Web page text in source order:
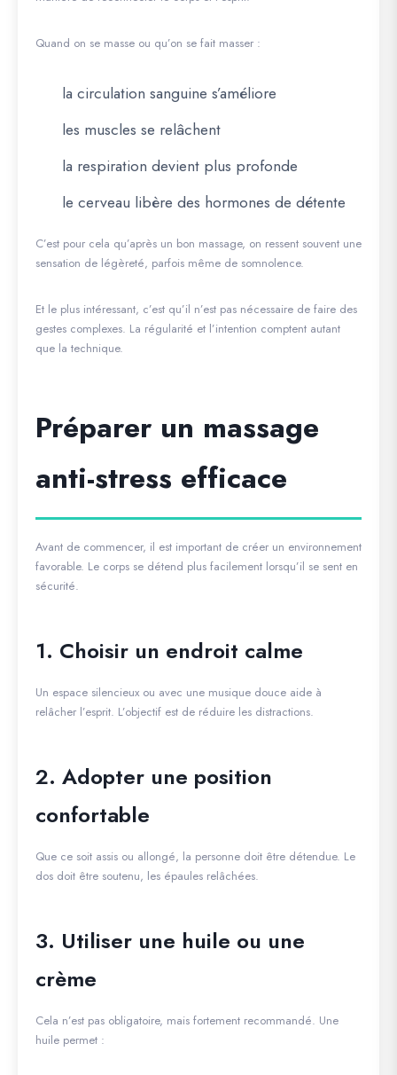
Quand on se masse ou qu’on se fait masser :
la circulation sanguine s’améliore
les muscles se relâchent
la respiration devient plus profonde
le cerveau libère des hormones de détente
C’est pour cela qu’après un bon massage, on ressent souvent une
sensation de légèreté, parfois même de somnolence.
Et le plus intéressant, c’est qu’il n’est pas nécessaire de faire des
gestes complexes. La régularité et l’intention comptent autant
que la technique.
Préparer un massage
anti-stress efficace
Avant de commencer, il est important de créer un environnement
favorable. Le corps se détend plus facilement lorsqu’il se sent en
sécurité.
1. Choisir un endroit calme
Un espace silencieux ou avec une musique douce aide à
relâcher l’esprit. L’objectif est de réduire les distractions.
2. Adopter une position
confortable
Que ce soit assis ou allongé, la personne doit être détendue. Le
dos doit être soutenu, les épaules relâchées.
3. Utiliser une huile ou une
crème
Cela n’est pas obligatoire, mais fortement recommandé. Une
huile permet :